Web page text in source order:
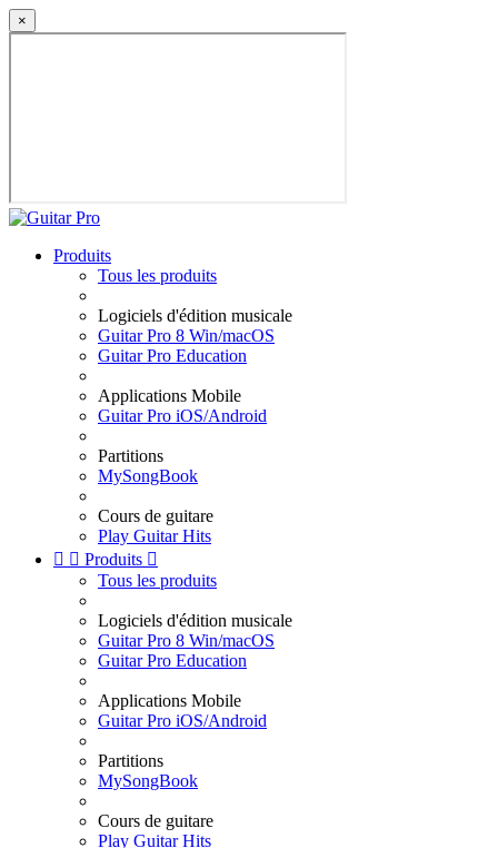
×
Produits
Tous les produits
Logiciels d'édition musicale
Guitar Pro 8 Win/macOS
Guitar Pro Education
Applications Mobile
Guitar Pro iOS/Android
Partitions
MySongBook
Cours de guitare
Play Guitar Hits
  Produits 
Tous les produits
Logiciels d'édition musicale
Guitar Pro 8 Win/macOS
Guitar Pro Education
Applications Mobile
Guitar Pro iOS/Android
Partitions
MySongBook
Cours de guitare
Play Guitar Hits